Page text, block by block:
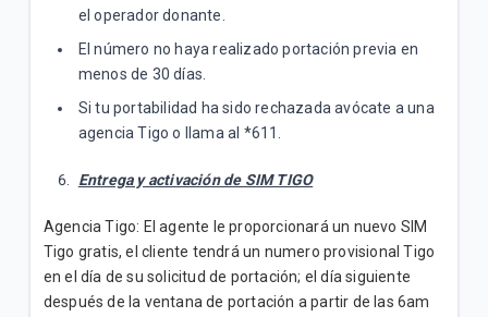
el operador donante.
El número no haya realizado portación previa en
menos de 30 días.
Si tu portabilidad ha sido rechazada avócate a una
agencia Tigo o llama al *611.
Entrega y activación de SIM TIGO
Agencia Tigo: El agente le proporcionará un nuevo SIM
Tigo gratis, el cliente tendrá un numero provisional Tigo
en el día de su solicitud de portación; el día siguiente
después de la ventana de portación a partir de las 6am